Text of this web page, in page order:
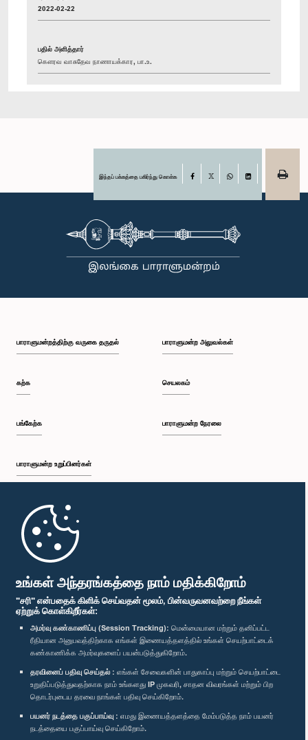
உங்கள் அந்தரங்கத்தை நாம் மதிக்கிறோம்
"சரி" என்பதைக் கிளிக் செய்வதன் மூலம், பின்வருவனவற்றை நீங்கள்
ஏற்றுக் கொள்கிறீர்கள்:
அமர்வு கண்காணிப்பு (Session Tracking): மென்மையான மற்றும் தனிப்பட்ட
ரீதியான அனுபவத்திற்காக எங்கள் இணையத்தளத்தில் உங்கள் செயற்பாட்டைக்
கண்காணிக்க அமர்வுகளைப் பயன்படுத்துகிறோம்.
தரவினைப் பதிவு செய்தல் : எங்கள் சேவைகளின் பாதுகாப்பு மற்றும் செயற்பாட்டை
உறுதிப்படுத்துவதற்காக நாம் உங்களது IP முகவரி, சாதன விவரங்கள் மற்றும் பிற
தொடர்புடைய தரவை நாங்கள் பதிவு செய்கிறோம்.
பயனர் நடத்தை பகுப்பாய்வு : எமது இணையத்தளத்தை மேம்படுத்த நாம் பயனர்
நடத்தையை பகுப்பாய்வு செய்கிறோம்.
2022-02-22
பதில் அளித்தார்
கௌரவ வாசுதேவ நாணாயக்கார, பா.உ.
இந்தப் பக்கத்தை பகிர்ந்து கொள்க Facebook
பாராளுமன்றத்திற்கு வருகை தருதல்
கற்க
பங்கேற்க
பாராளுமன்ற உறுப்பினர்கள்
முதற்பக்கம்
பாராளுமன்ற அலுவல்கள்
செயலகம்
பாராளுமன்ற நேரலை
பாராளுமன்ற கையடக்க செயலி
எம்மை பின்தொடர்க :
விருதுகள்
தனியுரிமைக் கொள்கை